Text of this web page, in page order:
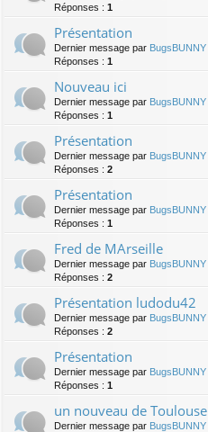
Réponses : 1
Présentation
Dernier message par BugsBUNNY
Réponses : 1
Nouveau ici
Dernier message par BugsBUNNY
Réponses : 1
Présentation
Dernier message par BugsBUNNY
Réponses : 2
Présentation
Dernier message par BugsBUNNY
Réponses : 1
Fred de MArseille
Dernier message par BugsBUNNY
Réponses : 2
Présentation ludodu42
Dernier message par BugsBUNNY
Réponses : 2
Présentation
Dernier message par BugsBUNNY
Réponses : 1
un nouveau de Toulouse
Dernier message par BugsBUNNY